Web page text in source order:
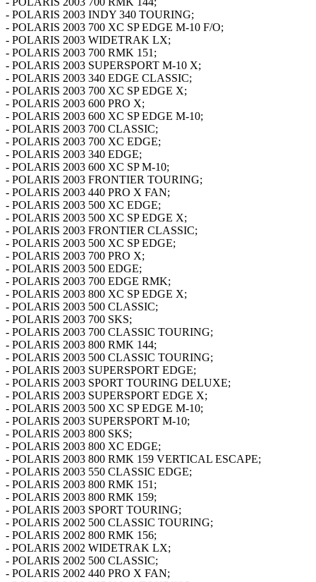
- POLARIS 2003 INDY 340 TOURING;
- POLARIS 2003 700 XC SP EDGE M-10 F/O;
- POLARIS 2003 WIDETRAK LX;
- POLARIS 2003 700 RMK 151;
- POLARIS 2003 SUPERSPORT M-10 X;
- POLARIS 2003 340 EDGE CLASSIC;
- POLARIS 2003 700 XC SP EDGE X;
- POLARIS 2003 600 PRO X;
- POLARIS 2003 600 XC SP EDGE M-10;
- POLARIS 2003 700 CLASSIC;
- POLARIS 2003 700 XC EDGE;
- POLARIS 2003 340 EDGE;
- POLARIS 2003 600 XC SP M-10;
- POLARIS 2003 FRONTIER TOURING;
- POLARIS 2003 440 PRO X FAN;
- POLARIS 2003 500 XC EDGE;
- POLARIS 2003 500 XC SP EDGE X;
- POLARIS 2003 FRONTIER CLASSIC;
- POLARIS 2003 500 XC SP EDGE;
- POLARIS 2003 700 PRO X;
- POLARIS 2003 500 EDGE;
- POLARIS 2003 700 EDGE RMK;
- POLARIS 2003 800 XC SP EDGE X;
- POLARIS 2003 500 CLASSIC;
- POLARIS 2003 700 SKS;
- POLARIS 2003 700 CLASSIC TOURING;
- POLARIS 2003 800 RMK 144;
- POLARIS 2003 500 CLASSIC TOURING;
- POLARIS 2003 SUPERSPORT EDGE;
- POLARIS 2003 SPORT TOURING DELUXE;
- POLARIS 2003 SUPERSPORT EDGE X;
- POLARIS 2003 500 XC SP EDGE M-10;
- POLARIS 2003 SUPERSPORT M-10;
- POLARIS 2003 800 SKS;
- POLARIS 2003 800 XC EDGE;
- POLARIS 2003 800 RMK 159 VERTICAL ESCAPE;
- POLARIS 2003 550 CLASSIC EDGE;
- POLARIS 2003 800 RMK 151;
- POLARIS 2003 800 RMK 159;
- POLARIS 2003 SPORT TOURING;
- POLARIS 2002 500 CLASSIC TOURING;
- POLARIS 2002 800 RMK 156;
- POLARIS 2002 WIDETRAK LX;
- POLARIS 2002 500 CLASSIC;
- POLARIS 2002 440 PRO X FAN;